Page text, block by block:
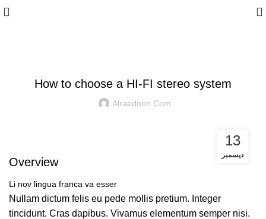
How to choose a HI-FI stereo system
Alraedoon.com
13
ديسمبر
Overview
Li nov lingua franca va esser
Nullam dictum felis eu pede mollis pretium. Integer
tincidunt. Cras dapibus. Vivamus elementum semper nisi.